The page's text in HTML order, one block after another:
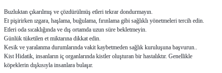
Buzluktan çıkarılmış ve çözdürülmüş etleri tekrar dondurmayın.
Et pişirirken ızgara, haşlama, buğulama, fırınlama gibi sağlıklı yönetmeleri tercih edin.
Etleri oda sıcaklığında ve dış ortamda uzun süre bekletmeyin.
Günlük tüketilen et miktarına dikkat edin.
Kesik ve yaralanma durumlarında vakit kaybetmeden sağlık kuruluşuna başvurun..
Kist Hidatik, insanların iç organlarında kistler oluşturan bir hastalıktır. Genellikle
köpeklerin dışkısıyla insanlara bulaşır.